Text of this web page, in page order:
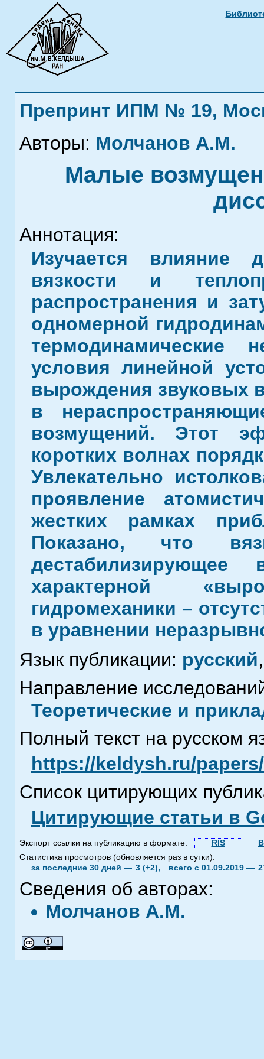
Препринт ИПМ № 19,
Авторы: Молчанов А.М.
Малые
Аннотация:
Изучается влияние
вязкости и
распространения и
одномерной
термодинамические
условия линейной
вырождения звуковых
в
возмущений. Этот
коротких волнах
Увлекательно
проявление
жестких рамках
Показано, что
характерной
гидромеханики –
в уравнении
Язык публикации: русский,
Направление
Теоретические и
Полный текст на русском
https://keldysh.ru/
Список цитирующих
Цитирующие статьи в
Экспорт ссылки на публикацию в формате: RIS
Статистика просмотров (обновляется раз в сутки):
за последние 30 дней — 3 (+2), всего с 01.09.2019 —
Сведения об авторах:
Молчанов А.М.